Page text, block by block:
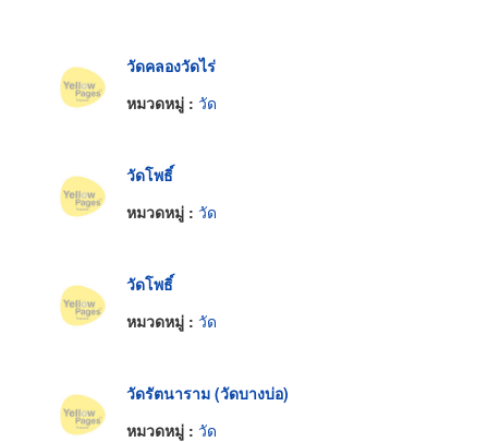
วัดคลองวัดไร่
หมวดหมู่ : วัด
วัดโพธิ์
หมวดหมู่ : วัด
วัดโพธิ์
หมวดหมู่ : วัด
วัดรัตนาราม (วัดบางบ่อ)
หมวดหมู่ : วัด